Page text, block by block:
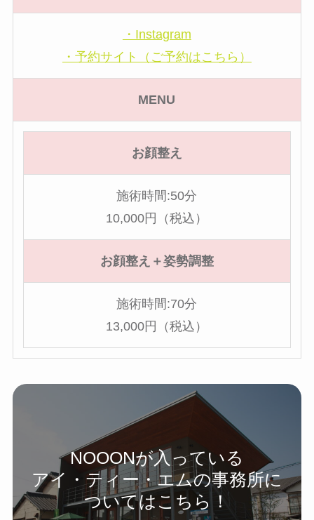
・Instagram
・予約サイト（ご予約はこちら）
MENU
お顔整え
施術時間:50分
10,000円（税込）
お顔整え＋姿勢調整
施術時間:70分
13,000円（税込）
NOOONが入っている
アイ・ティー・エムの事務所に
ついてはこちら！